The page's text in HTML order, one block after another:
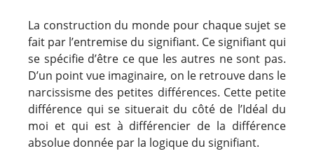
La construction du monde pour chaque sujet se
fait par l’entremise du signifiant. Ce signifiant qui
se spécifie d’être ce que les autres ne sont pas.
D’un point vue imaginaire, on le retrouve dans le
narcissisme des petites différences. Cette petite
différence qui se situerait du côté de l’Idéal du
moi et qui est à différencier de la différence
absolue donnée par la logique du signifiant.